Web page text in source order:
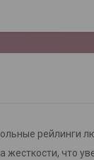
рейлинги
что